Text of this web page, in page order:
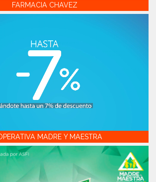
FARMACIA CHAVEZ
MADRE Y MAESTRA